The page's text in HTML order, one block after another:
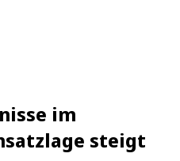
im
steigt